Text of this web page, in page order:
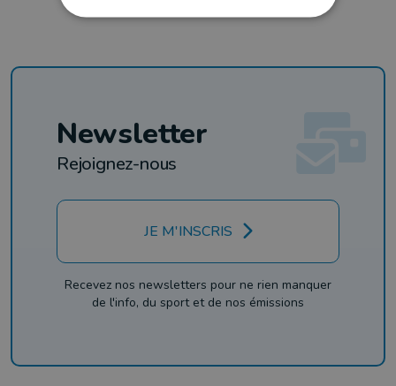
Newsletter
Rejoignez-nous
JE M'INSCRIS
Recevez nos newsletters pour ne rien manquer
de l'info, du sport et de nos émissions